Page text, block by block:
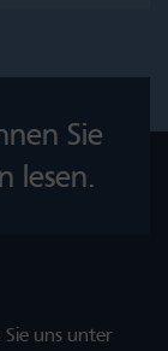
Sie
lesen.
uns unter